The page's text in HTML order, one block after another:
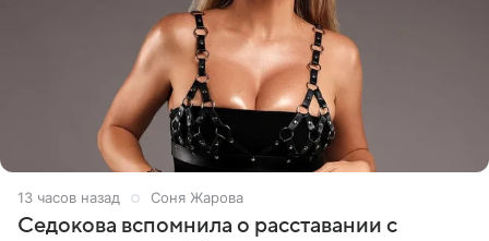
13 часов назад Соня Жарова
Седокова вспомнила о расставании с